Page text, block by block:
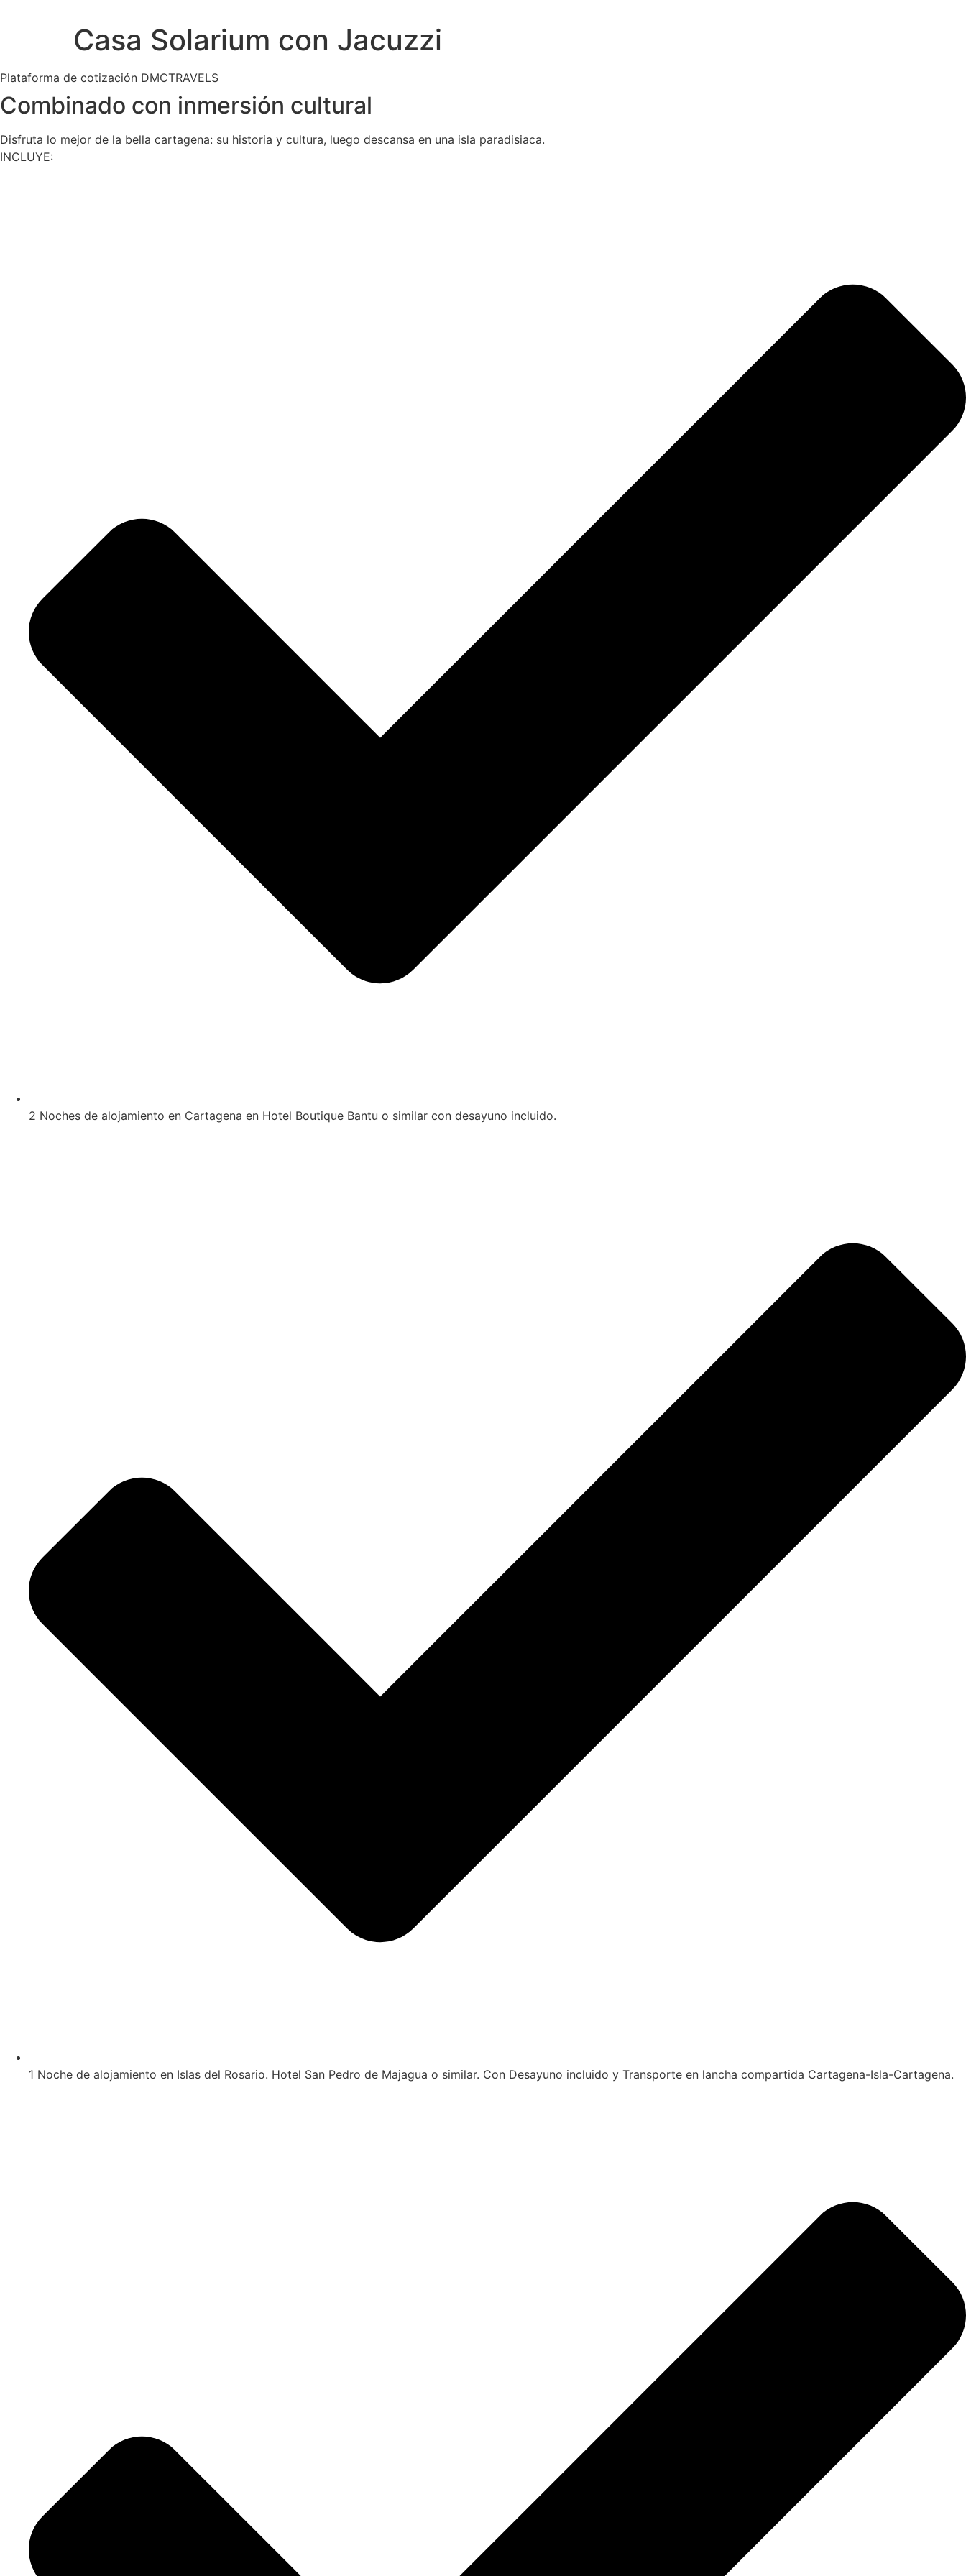
Casa Solarium con Jacuzzi
Plataforma de cotización DMCTRAVELS
Combinado con inmersión cultural
Disfruta lo mejor de la bella cartagena: su historia y cultura, luego descansa en una isla paradisiaca.
INCLUYE:
2 Noches de alojamiento en Cartagena en Hotel Boutique Bantu o similar con desayuno incluido.
1 Noche de alojamiento en Islas del Rosario. Hotel San Pedro de Majagua o similar. Con Desayuno incluido y Transporte en lancha compartida Cartagena-Isla-Cartagena.